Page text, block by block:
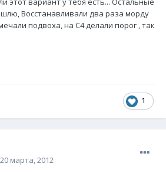
Восстанавливали два раза морду
подвоха, на С4 делали порог , так
1
20 марта, 2012